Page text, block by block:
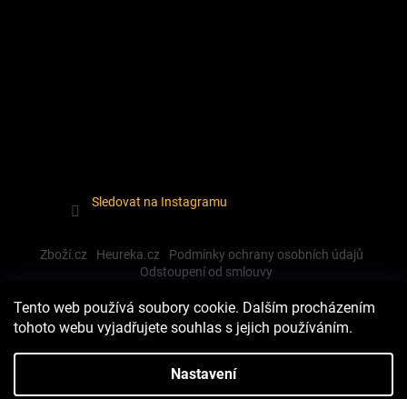
Tento web používá soubory cookie. Dalším procházením
tohoto webu vyjadřujete souhlas s jejich používáním.
Nastavení
Sledovat na Instagramu
Zboží.cz Heureka.cz
Podmínky ochrany osobních údajů
Odstoupení od smlouvy